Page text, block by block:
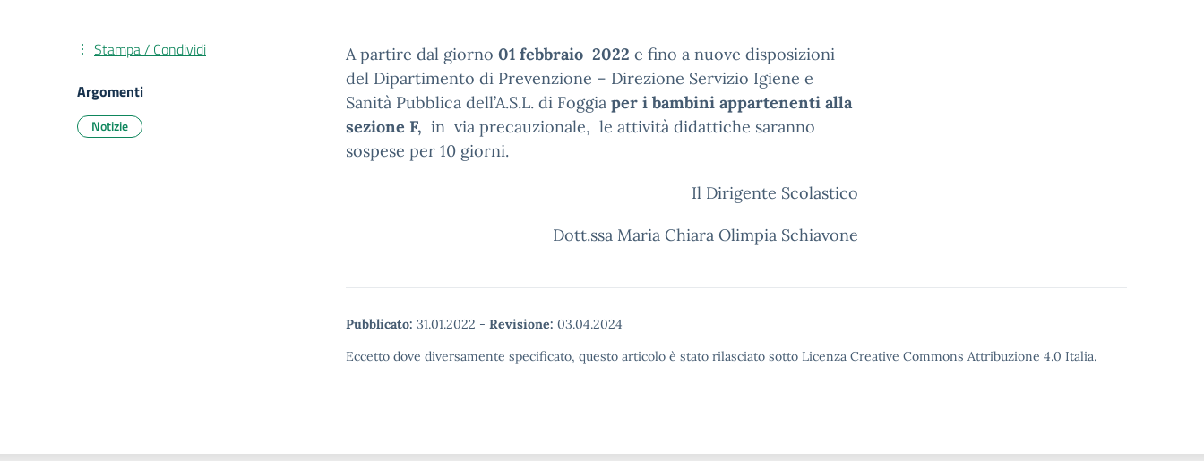
A partire dal giorno 01 febbraio 2022 e fino a nuove disposizioni
del Dipartimento di Prevenzione – Direzione Servizio Igiene e
Sanità Pubblica dell’A.S.L. di Foggia per i bambini appartenenti alla
sezione F, in via precauzionale, le attività didattiche saranno
sospese per 10 giorni.
Il Dirigente Scolastico
Dott.ssa Maria Chiara Olimpia Schiavone
Pubblicato: 31.01.2022 - Revisione: 03.04.2024
Eccetto dove diversamente specificato, questo articolo è stato rilasciato sotto Licenza Creative Commons Attribuzione 4.0 Italia.
Stampa / Condividi
Argomenti
Notizie